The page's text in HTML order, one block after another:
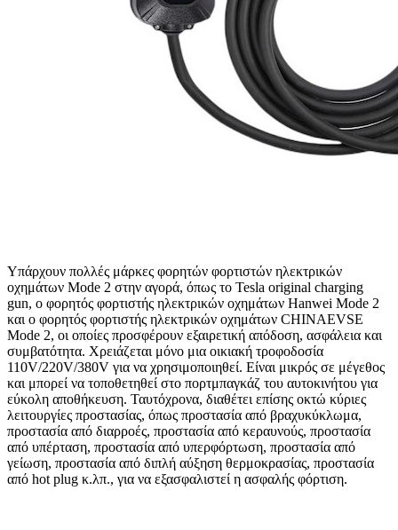
Υπάρχουν πολλές μάρκες φορητών φορτιστών ηλεκτρικών
οχημάτων Mode 2 στην αγορά, όπως το Tesla original charging
gun, ο φορητός φορτιστής ηλεκτρικών οχημάτων Hanwei Mode 2
και ο φορητός φορτιστής ηλεκτρικών οχημάτων CHINAEVSE
Mode 2, οι οποίες προσφέρουν εξαιρετική απόδοση, ασφάλεια και
συμβατότητα. Χρειάζεται μόνο μια οικιακή τροφοδοσία
110V/220V/380V για να χρησιμοποιηθεί. Είναι μικρός σε μέγεθος
και μπορεί να τοποθετηθεί στο πορτμπαγκάζ του αυτοκινήτου για
εύκολη αποθήκευση. Ταυτόχρονα, διαθέτει επίσης οκτώ κύριες
λειτουργίες προστασίας, όπως προστασία από βραχυκύκλωμα,
προστασία από διαρροές, προστασία από κεραυνούς, προστασία
από υπέρταση, προστασία από υπερφόρτωση, προστασία από
γείωση, προστασία από διπλή αύξηση θερμοκρασίας, προστασία
από hot plug κ.λπ., για να εξασφαλιστεί η ασφαλής φόρτιση.